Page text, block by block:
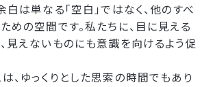
白は単なる「空白」ではなく、他のすべ
めの空間です。私たちに、目に見える
見えないものにも意識を向けるよう促
、ゆっくりとした思索の時間でもあり